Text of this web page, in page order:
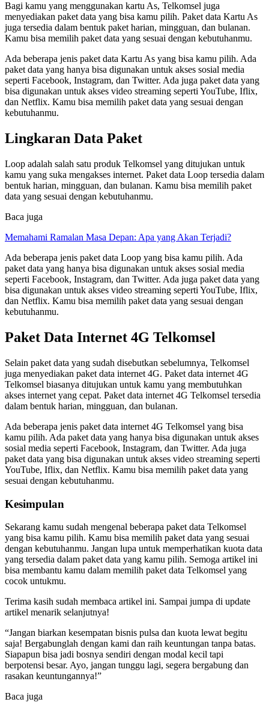
Bagi kamu yang menggunakan kartu As, Telkomsel juga
menyediakan paket data yang bisa kamu pilih. Paket data Kartu As
juga tersedia dalam bentuk paket harian, mingguan, dan bulanan.
Kamu bisa memilih paket data yang sesuai dengan kebutuhanmu.
Ada beberapa jenis paket data Kartu As yang bisa kamu pilih. Ada
paket data yang hanya bisa digunakan untuk akses sosial media
seperti Facebook, Instagram, dan Twitter. Ada juga paket data yang
bisa digunakan untuk akses video streaming seperti YouTube, Iflix,
dan Netflix. Kamu bisa memilih paket data yang sesuai dengan
kebutuhanmu.
Lingkaran Data Paket
Loop adalah salah satu produk Telkomsel yang ditujukan untuk
kamu yang suka mengakses internet. Paket data Loop tersedia dalam
bentuk harian, mingguan, dan bulanan. Kamu bisa memilih paket
data yang sesuai dengan kebutuhanmu.
Baca juga
Memahami Ramalan Masa Depan: Apa yang Akan Terjadi?
Ada beberapa jenis paket data Loop yang bisa kamu pilih. Ada
paket data yang hanya bisa digunakan untuk akses sosial media
seperti Facebook, Instagram, dan Twitter. Ada juga paket data yang
bisa digunakan untuk akses video streaming seperti YouTube, Iflix,
dan Netflix. Kamu bisa memilih paket data yang sesuai dengan
kebutuhanmu.
Paket Data Internet 4G Telkomsel
Selain paket data yang sudah disebutkan sebelumnya, Telkomsel
juga menyediakan paket data internet 4G. Paket data internet 4G
Telkomsel biasanya ditujukan untuk kamu yang membutuhkan
akses internet yang cepat. Paket data internet 4G Telkomsel tersedia
dalam bentuk harian, mingguan, dan bulanan.
Ada beberapa jenis paket data internet 4G Telkomsel yang bisa
kamu pilih. Ada paket data yang hanya bisa digunakan untuk akses
sosial media seperti Facebook, Instagram, dan Twitter. Ada juga
paket data yang bisa digunakan untuk akses video streaming seperti
YouTube, Iflix, dan Netflix. Kamu bisa memilih paket data yang
sesuai dengan kebutuhanmu.
Kesimpulan
Sekarang kamu sudah mengenal beberapa paket data Telkomsel
yang bisa kamu pilih. Kamu bisa memilih paket data yang sesuai
dengan kebutuhanmu. Jangan lupa untuk memperhatikan kuota data
yang tersedia dalam paket data yang kamu pilih. Semoga artikel ini
bisa membantu kamu dalam memilih paket data Telkomsel yang
cocok untukmu.
Terima kasih sudah membaca artikel ini. Sampai jumpa di update
artikel menarik selanjutnya!
“Jangan biarkan kesempatan bisnis pulsa dan kuota lewat begitu
saja! Bergabunglah dengan kami dan raih keuntungan tanpa batas.
Siapapun bisa jadi bosnya sendiri dengan modal kecil tapi
berpotensi besar. Ayo, jangan tunggu lagi, segera bergabung dan
rasakan keuntungannya!”
Baca juga